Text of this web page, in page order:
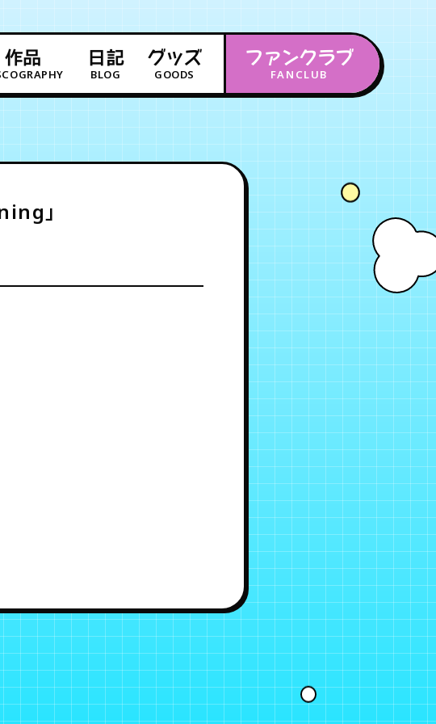
作品 日記
BLOG
グッズ
GOODS
ファンクラブ
FANCLUB
ログイン
FC NEWS MOVIE
」